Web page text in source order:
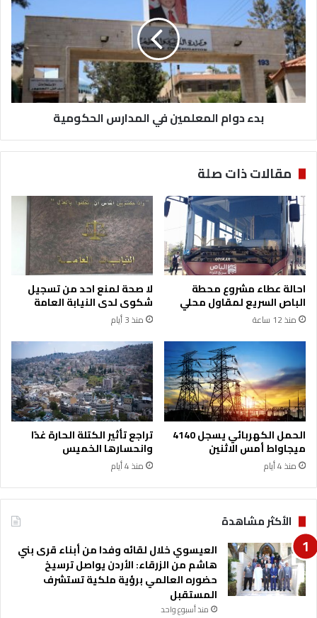
ة
ع
ل
ى
ا
ط
ا
خ
ر
ج
ة
خ
ل
ا
ل
ن
ه
ي
ة
ا
ل
أ
س
ب
و
ع
ء
د
و
ا
م
ل
ل
ي
ف
ي
ل
م
د
ا
ر
س
ا
ح
ك
و
م
ي
ة
بدء دوام المعلمين في المدارس الحكومية
مقالات ذات صلة
احالة عطاء مشروع محطة
الباص السريع لمقاول محلي
منذ 12 ساعة
لا صحة لمنع احد من تسجيل
شكوى لدى النيابة العامة
منذ 3 أيام
الحمل الكهربائي يسجل 4140
ميجاواط أمس الاثنين
منذ 4 أيام
تراجع تأثير الكتلة الحارة غدًا
وانحسارها الخميس
منذ 4 أيام
الأكثر مشاهدة
العيسوي خلال لقائه وفدا من أبناء قرى بني
هاشم من الزرقاء: الأردن يواصل ترسيخ
حضوره العالمي برؤية ملكية تستشرف
المستقبل
منذ أسبوع واحد